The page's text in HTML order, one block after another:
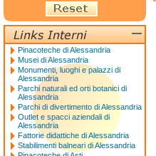
Pinacoteche di Alessandria
Musei di Alessandria
Monumenti, luoghi e palazzi di
Alessandria
Parchi naturali ed orti botanici di
Alessandria
Parchi di divertimento di Alessandria
Outlet e spacci aziendali di
Alessandria
Fattorie didattiche di Alessandria
Stabilimenti balneari di Alessandria